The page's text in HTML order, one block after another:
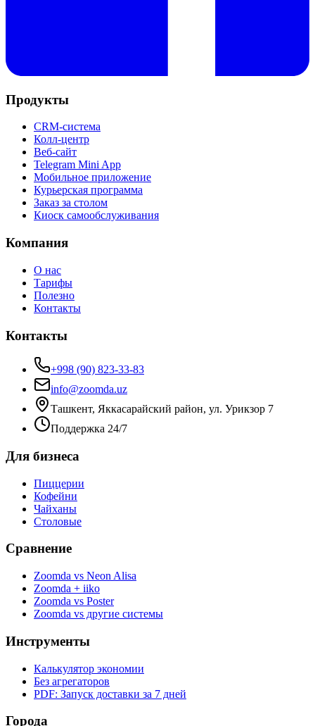
Продукты
CRM-система
Колл-центр
Веб-сайт
Telegram Mini App
Мобильное приложение
Курьерская программа
Заказ за столом
Киоск самообслуживания
Компания
О нас
Тарифы
Полезно
Контакты
Контакты
+998 (90) 823-33-83
info@zoomda.uz
Ташкент, Яккасарайский район, ул. Урикзор 7
Поддержка 24/7
Для бизнеса
Пиццерии
Кофейни
Чайханы
Столовые
Сравнение
Zoomda vs Neon Alisa
Zoomda + iiko
Zoomda vs Poster
Zoomda vs другие системы
Инструменты
Калькулятор экономии
Без агрегаторов
PDF: Запуск доставки за 7 дней
Города